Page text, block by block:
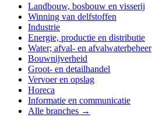
Landbouw, bosbouw en visserij
Winning van delfstoffen
Industrie
Energie, productie en distributie
Water; afval- en afvalwaterbeheer
Bouwnijverheid
Groot- en detailhandel
Vervoer en opslag
Horeca
Informatie en communicatie
Alle branches →